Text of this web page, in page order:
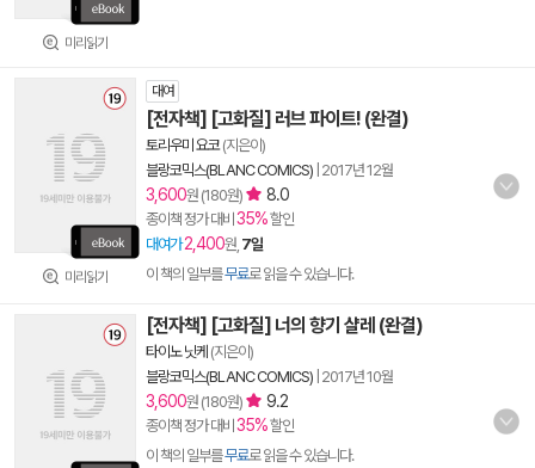
미리읽기
미리읽기
대여
[전자책] [고화질] 러브 파이트! (완결)
토리우미 요코(지은이)
블랑코믹스(BLANC COMICS) 2017년 12월
3,600원 (180원) 8.0
종이책 정가 대비 35%할인
대여가 2,400원, 7일
이 책의 일부를무료로 읽을 수 있습니다.
[전자책] [고화질] 너의 향기 샬레 (완결)
타이노 닛케 (지은이)
블랑코믹스(BLANC COMICS) 2017년 10월
3,600원 (180원) 9.2
종이책 정가 대비 35%할인
이 책의 일부를무료로 읽을 수 있습니다.